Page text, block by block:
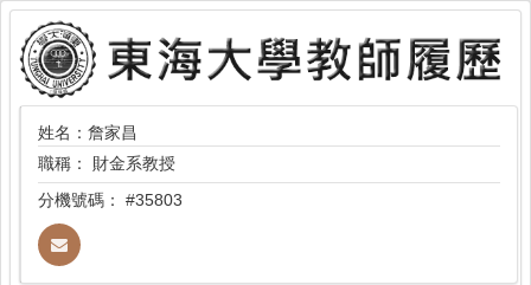
姓名：詹家昌
職稱： 財金系教授
分機號碼： #35803